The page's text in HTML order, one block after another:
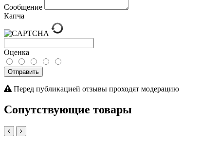
Сообщение
Капча
Оценка
Отправить
Перед публикацией отзывы проходят модерацию
Сопутствующие товары